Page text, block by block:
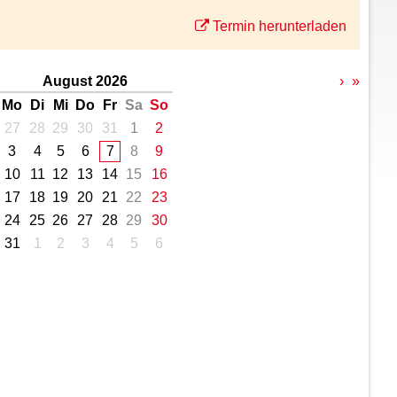
Termin herunterladen
August 2026
Mo
Di Mi Do Fr Sa So
27
28 29 30 31 1
2
3
4 5 6 7 8
9
10
11 12 13 14 15
16
17
18 19 20 21 22
23
24
25 26 27 28 29
30
31
1 2 3 4 5 6
› »